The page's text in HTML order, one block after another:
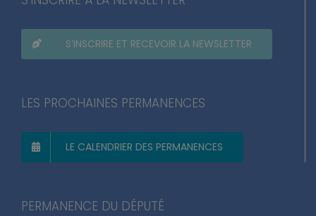
S’INSCRIRE ET RECEVOIR LA NEWSLETTER
LES PROCHAINES PERMANENCES
LE CALENDRIER DES PERMANENCES
PERMANENCE DU DÉPUTÉ